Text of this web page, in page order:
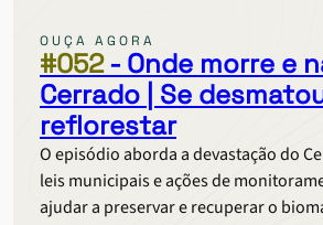
CERRADO
|
DÁ
PRA
CULTIVAR
SEM
DESMATAR?
OUÇA AGORA
#052- Onde morre e
Cerrado | Se
reflorestar
O episódio aborda a devastação do
leis municipais e ações de
ajudar a preservar e recuperar o